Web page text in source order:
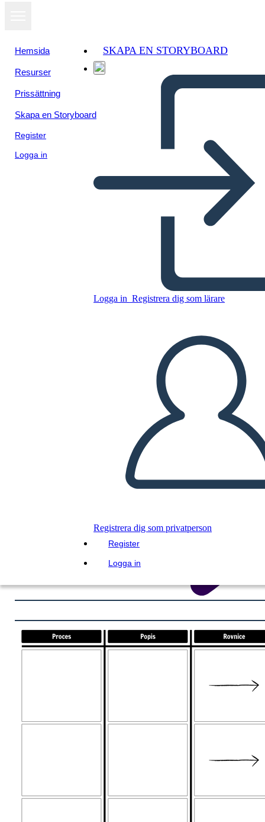
Hemsida
Resurser
Prissättning
Skapa en Storyboard
Register
Logga in
SKAPA EN STORYBOARD
Logga in Registrera dig som lärare
Registrera dig som privatperson
Register
Logga in
Kopiera denna storyboard
SPELA UPP BILDSPEL
LÄS FÖR MIG
Visa som
bildspel